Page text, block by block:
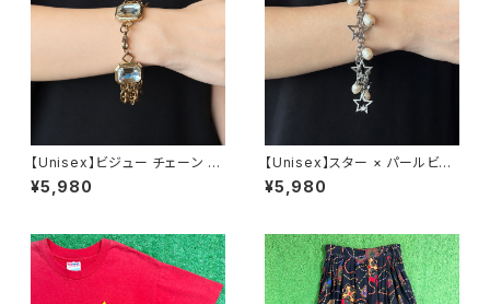
【Unisex】ビジュー チェーン ブ
レスレット / 古着 アクセサリー
N0737
¥5,980
【Unisex】スター × パールビー
ズ チャーム チェーン ブレスレッ
ト / 古着 アクセサリー N1109
¥5,980